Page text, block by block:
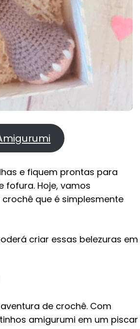
e fiquem prontas para
fofura. Hoje, vamos
que é simplesmente
criar essas belezuras em
de crochê. Com
amigurumi em um piscar